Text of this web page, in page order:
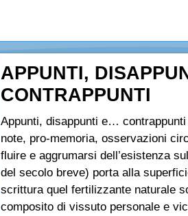
APPUNTI,
CONTRAPPUNTI
Appunti, disappunti e…
note, pro-memoria, osservazioni
fluire e aggrumarsi dell’esistenza
del secolo breve) porta alla
scrittura quel fertilizzante naturale
composito di vissuto personale e